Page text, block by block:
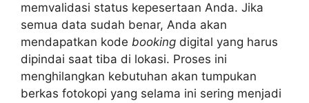
memvalidasi status kepesertaan Anda. Jika
semua data sudah benar, Anda akan
mendapatkan kode booking digital yang harus
dipindai saat tiba di lokasi. Proses ini
menghilangkan kebutuhan akan tumpukan
berkas fotokopi yang selama ini sering menjadi